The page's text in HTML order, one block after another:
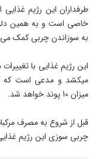
طرفداران این رژیم
خاصی است و به همین
به سوزاندن چربی کمک می­
می­کشد و مدعی است
میزان 10 پوند خواهد شد.
قبل از شروع به مصرف
چربی سوزی این رژیم